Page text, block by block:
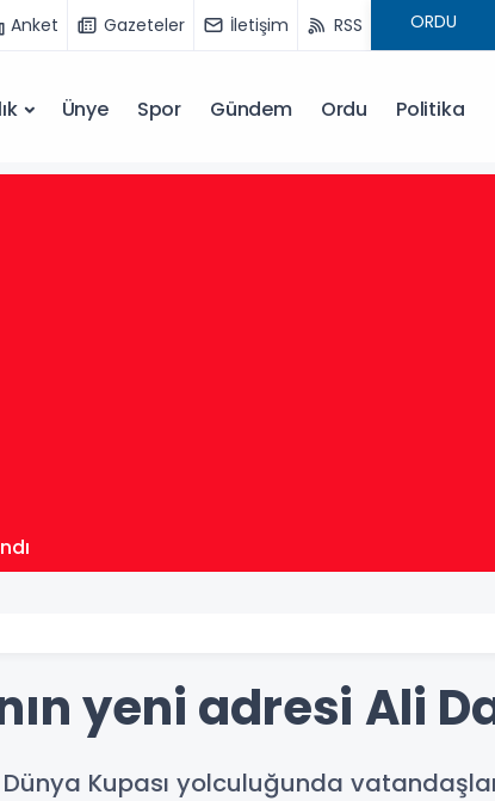
Anket Gazeteler İletişim RSS
Ünye Spor Gündem Ordu Politika
yeni adresi Ali
Dünya Kupası yolculuğunda